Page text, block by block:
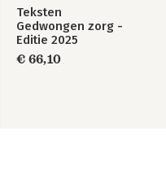
Teksten
Gedwongen zorg -
Editie 2025
€ 66,10